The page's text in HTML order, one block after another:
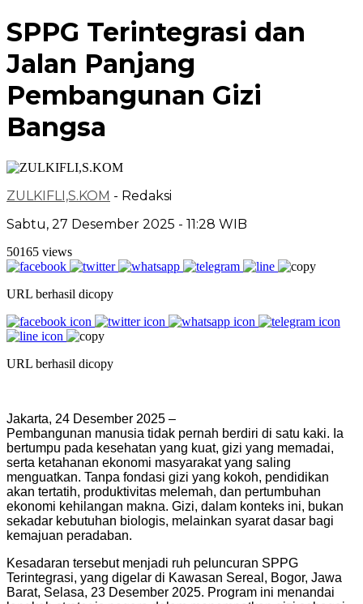
SPPG Terintegrasi dan
Jalan Panjang
Pembangunan Gizi
Bangsa
ZULKIFLI,S.KOM - Redaksi
Sabtu, 27 Desember 2025 - 11:28 WIB
50165 views
URL berhasil dicopy
URL berhasil dicopy
Jakarta, 24 Desember 2025 –
Pembangunan manusia tidak pernah berdiri di satu kaki. Ia
bertumpu pada kesehatan yang kuat, gizi yang memadai,
serta ketahanan ekonomi masyarakat yang saling
menguatkan. Tanpa fondasi gizi yang kokoh, pendidikan
akan tertatih, produktivitas melemah, dan pertumbuhan
ekonomi kehilangan makna. Gizi, dalam konteks ini, bukan
sekadar kebutuhan biologis, melainkan syarat dasar bagi
kemajuan peradaban.
Kesadaran tersebut menjadi ruh peluncuran SPPG
Terintegrasi, yang digelar di Kawasan Sereal, Bogor, Jawa
Barat, Selasa, 23 Desember 2025. Program ini menandai